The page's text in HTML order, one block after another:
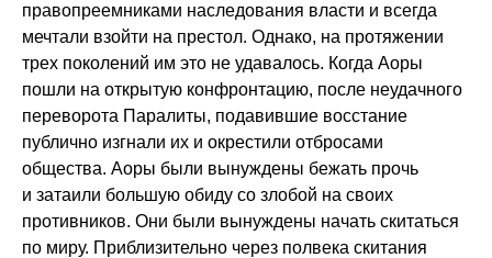
правопреемниками наследования власти и всегда
мечтали взойти на престол. Однако, на протяжении
трех поколений им это не удавалось. Когда Аоры
пошли на открытую конфронтацию, после неудачного
переворота Паралиты, подавившие восстание
публично изгнали их и окрестили отбросами
общества. Аоры были вынуждены бежать прочь
и затаили большую обиду со злобой на своих
противников. Они были вынуждены начать скитаться
по миру. Приблизительно через полвека скитания